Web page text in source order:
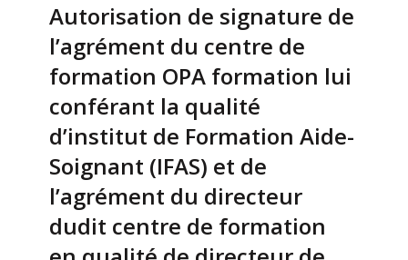
Autorisation de signature de
l’agrément du centre de
formation OPA formation lui
conférant la qualité
d’institut de Formation Aide-
Soignant (IFAS) et de
l’agrément du directeur
dudit centre de formation